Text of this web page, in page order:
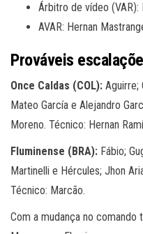
Árbitro de vídeo (VAR):
AVAR: Hernan
Prováveis
Once Caldas (COL): Aguirre;
Mateo García e Alejandro
Moreno. Técnico: Hernan
Fluminense (BRA): Fábio;
Martinelli e Hércules; Jhon
Técnico: Marcão.
Com a mudança no comando